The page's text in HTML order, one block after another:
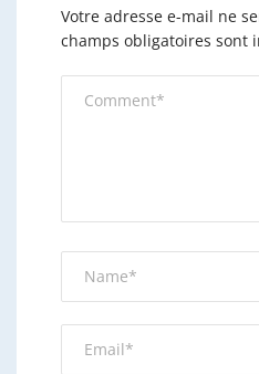
Votre adresse e-mail ne
champs obligatoires sont